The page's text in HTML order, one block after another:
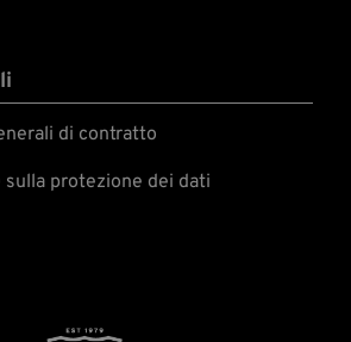
di contratto
sulla protezione dei dati